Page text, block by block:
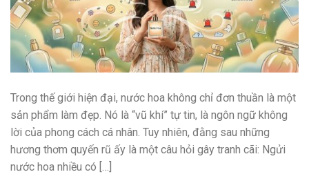
Trong thế giới hiện đại, nước hoa không chỉ đơn thuần là một
sản phẩm làm đẹp. Nó là “vũ khí” tự tin, là ngôn ngữ không
lời của phong cách cá nhân. Tuy nhiên, đằng sau những
hương thơm quyến rũ ấy là một câu hỏi gây tranh cãi: Ngửi
nước hoa nhiều có […]